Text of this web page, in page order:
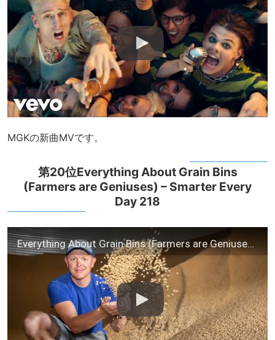
MGKの新曲MVです。
第20位Everything About Grain Bins
(Farmers are Geniuses) – Smarter Every
Day 218
Everything About Grain Bins (Farmers are Geniuses) – Smarter Every Day 218